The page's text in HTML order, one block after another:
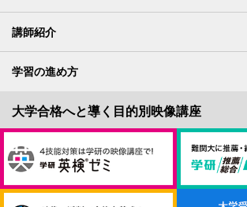
講師紹介
学習の進め方